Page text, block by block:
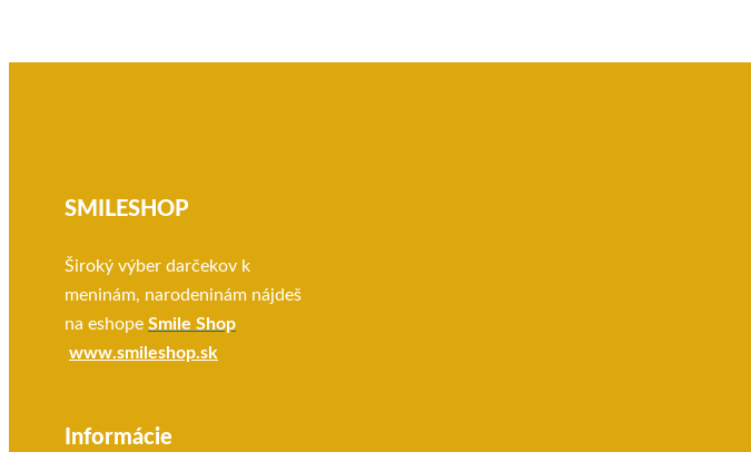
SMILESHOP
Široký výber darčekov k
meninám, narodeninám nájdeš
na eshope Smile Shop
www.smileshop.sk
Informácie